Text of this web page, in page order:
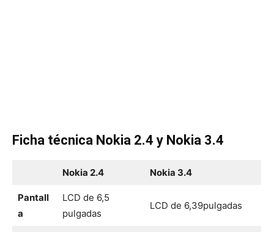
Ficha técnica Nokia 2.4 y Nokia 3.4
Nokia 2.4 Nokia 3.4
Pantall
a
LCD de 6,5
pulgadas
LCD de 6,39pulgadas